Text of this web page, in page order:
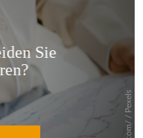
Überspringen